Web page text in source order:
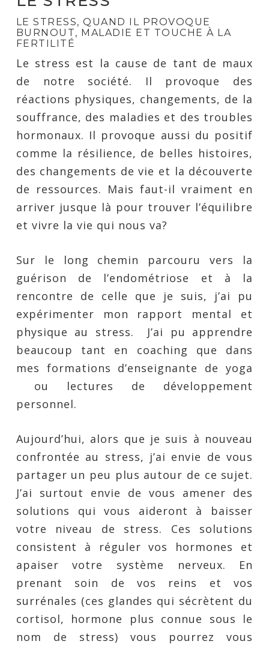
LE STRESS, QUAND IL PROVOQUE
BURNOUT, MALADIE ET TOUCHE À LA
FERTILITÉ
Le stress est la cause de tant de maux
de notre société. Il provoque des
réactions physiques, changements, de la
souffrance, des maladies et des troubles
hormonaux. Il provoque aussi du positif
comme la résilience, de belles histoires,
des changements de vie et la découverte
de ressources. Mais faut-il vraiment en
arriver jusque là pour trouver l’équilibre
et vivre la vie qui nous va?
Sur le long chemin parcouru vers la
guérison de l’endométriose et à la
rencontre de celle que je suis, j’ai pu
expérimenter mon rapport mental et
physique au stress. J’ai pu apprendre
beaucoup tant en coaching que dans
mes formations d’enseignante de yoga
ou lectures de développement
personnel.
Aujourd’hui, alors que je suis à nouveau
confrontée au stress, j’ai envie de vous
partager un peu plus autour de ce sujet.
J’ai surtout envie de vous amener des
solutions qui vous aideront à baisser
votre niveau de stress. Ces solutions
consistent à réguler vos hormones et
apaiser votre système nerveux. En
prenant soin de vos reins et vos
surrénales (ces glandes qui sécrètent du
cortisol, hormone plus connue sous le
nom de stress) vous pourrez vous